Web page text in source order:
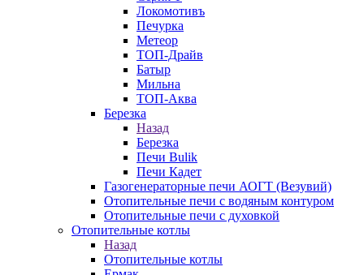
Локомотивъ
Печурка
Метеор
ТОП-Драйв
Батыр
Мильна
ТОП-Аква
Березка
Назад
Березка
Печи Bulik
Печи Кадет
Газогенераторные печи АОГТ (Везувий)
Отопительные печи с водяным контуром
Отопительные печи с духовкой
Отопительные котлы
Назад
Отопительные котлы